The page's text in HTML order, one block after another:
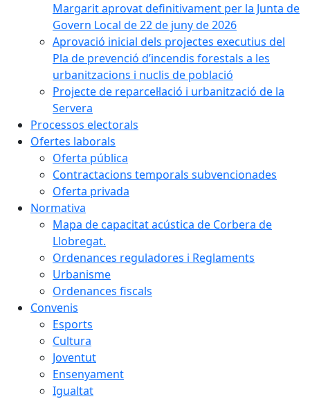
Margarit aprovat definitivament per la Junta de
Govern Local de 22 de juny de 2026
Aprovació inicial dels projectes executius del
Pla de prevenció d’incendis forestals a les
urbanitzacions i nuclis de població
Projecte de reparcel·lació i urbanització de la
Servera
Processos electorals
Ofertes laborals
Oferta pública
Contractacions temporals subvencionades
Oferta privada
Normativa
Mapa de capacitat acústica de Corbera de
Llobregat.
Ordenances reguladores i Reglaments
Urbanisme
Ordenances fiscals
Convenis
Esports
Cultura
Joventut
Ensenyament
Igualtat